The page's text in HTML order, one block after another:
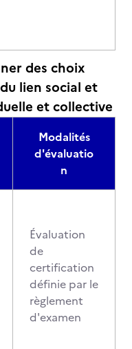
des choix
lien social et
et collective
Modalités
d'évaluatio
n
Évaluation
de
certification
définie par le
règlement
d'examen